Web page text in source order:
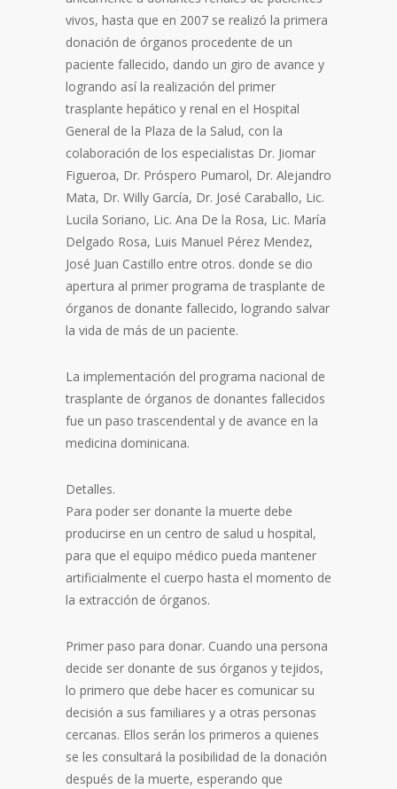
vivos, hasta que en 2007 se realizó la primera
donación de órganos procedente de un
paciente fallecido, dando un giro de avance y
logrando así la realización del primer
trasplante hepático y renal en el Hospital
General de la Plaza de la Salud, con la
colaboración de los especialistas Dr. Jiomar
Figueroa, Dr. Próspero Pumarol, Dr. Alejandro
Mata, Dr. Willy García, Dr. José Caraballo, Lic.
Lucila Soriano, Lic. Ana De la Rosa, Lic. María
Delgado Rosa, Luis Manuel Pérez Mendez,
José Juan Castillo entre otros. donde se dio
apertura al primer programa de trasplante de
órganos de donante fallecido, logrando salvar
la vida de más de un paciente.
La implementación del programa nacional de
trasplante de órganos de donantes fallecidos
fue un paso trascendental y de avance en la
medicina dominicana.
Detalles.
Para poder ser donante la muerte debe
producirse en un centro de salud u hospital,
para que el equipo médico pueda mantener
artificialmente el cuerpo hasta el momento de
la extracción de órganos.
Primer paso para donar. Cuando una persona
decide ser donante de sus órganos y tejidos,
lo primero que debe hacer es comunicar su
decisión a sus familiares y a otras personas
cercanas. Ellos serán los primeros a quienes
se les consultará la posibilidad de la donación
después de la muerte, esperando que